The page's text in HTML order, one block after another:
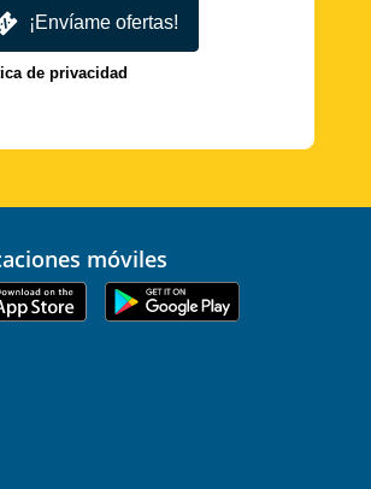
¡Envíame ofertas!
de privacidad
móviles